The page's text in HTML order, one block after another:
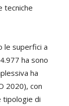
tecniche
le superfici a
ha sono
ha
2020), con
tipologie di